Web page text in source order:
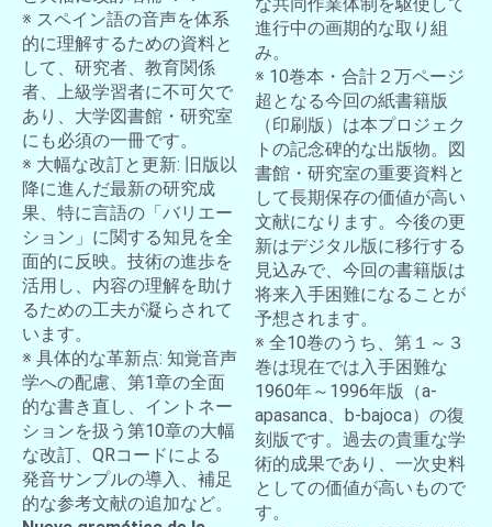
※ スペイン語の音声を体系
的に理解するための資料と
して、研究者、教育関係
者、上級学習者に不可欠で
あり、大学図書館・研究室
にも必須の一冊です。
※ 大幅な改訂と更新: 旧版以
降に進んだ最新の研究成
果、特に言語の「バリエー
ション」に関する知見を全
面的に反映。技術の進歩を
活用し、内容の理解を助け
るための工夫が凝らされて
います。
※ 具体的な革新点: 知覚音声
学への配慮、第1章の全面
的な書き直し、イントネー
ションを扱う第10章の大幅
な改訂、QRコードによる
発音サンプルの導入、補足
的な参考文献の追加など。
進行中の画期的な取り組
み。
※ 10巻本・合計２万ページ
超となる今回の紙書籍版
（印刷版）は本プロジェク
トの記念碑的な出版物。図
書館・研究室の重要資料と
して長期保存の価値が高い
文献になります。今後の更
新はデジタル版に移行する
見込みで、今回の書籍版は
将来入手困難になることが
予想されます。
※ 全10巻のうち、第１～３
巻は現在では入手困難な
1960年～1996年版（a-
apasanca、b-bajoca）の復
刻版です。過去の貴重な学
術的成果であり、一次史料
としての価値が高いもので
す。